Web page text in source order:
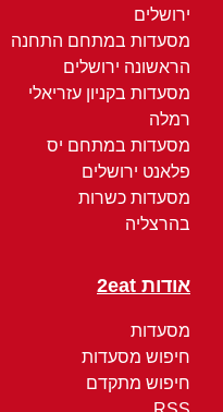
ירושלים
מסעדות במתחם התחנה
הראשונה ירושלים
מסעדות בקניון עזריאלי
רמלה
מסעדות במתחם יס
פלאנט ירושלים
מסעדות כשרות
בהרצליה
אודות 2eat
מסעדות
חיפוש מסעדות
חיפוש מתקדם